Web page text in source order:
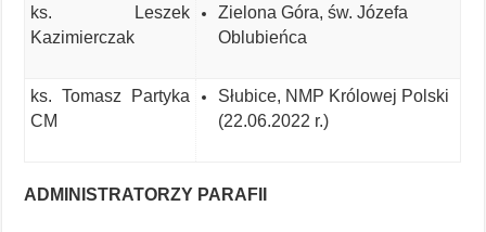
ks. Leszek
Kazimierczak
Zielona Góra, św. Józefa
Oblubieńca
ks. Tomasz Partyka
CM
Słubice, NMP Królowej Polski
(22.06.2022 r.)
ADMINISTRATORZY PARAFII